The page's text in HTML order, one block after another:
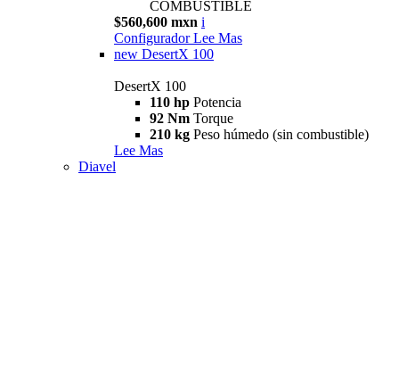
COMBUSTIBLE
$560,600 mxn i
Configurador Lee Mas
new DesertX 100
DesertX 100
110 hp Potencia
92 Nm Torque
210 kg Peso húmedo (sin combustible)
Lee Mas
Diavel